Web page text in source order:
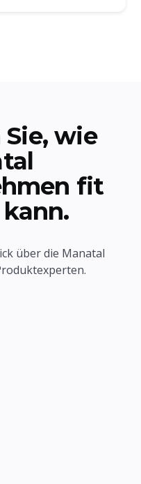
wie
fit
über die Manatal